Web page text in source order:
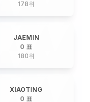
178위
JAEMIN
0 표
180위
XIAOTING
0 표